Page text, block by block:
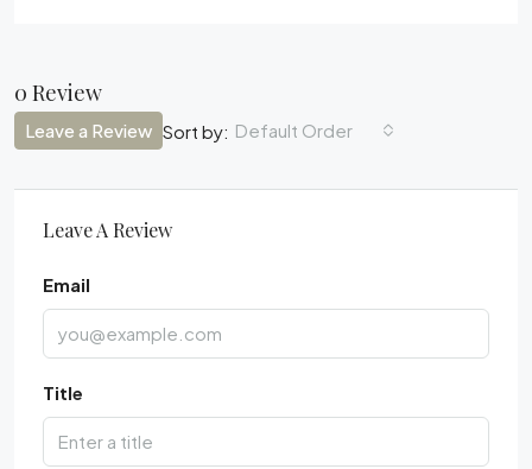
0 Review
Sort by: Default Order
Leave a Review
Leave A Review
Email
Title